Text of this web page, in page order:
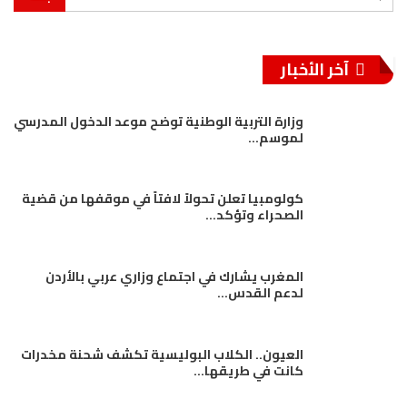
آخر الأخبار
وزارة التربية الوطنية توضح موعد الدخول المدرسي
لموسم…
كولومبيا تعلن تحولاً لافتاً في موقفها من قضية
الصحراء وتؤكد…
المغرب يشارك في اجتماع وزاري عربي بالأردن
لدعم القدس…
العيون.. الكلاب البوليسية تكشف شحنة مخدرات
كانت في طريقها…